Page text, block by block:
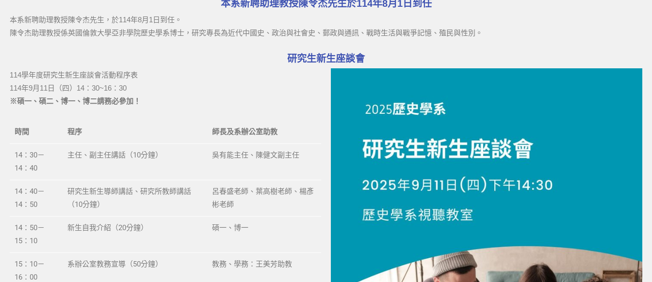
本系新聘助理教授陳令杰先生於114年8月1日到任
本系新聘助理教授陳令杰先生，於114年8月1日到任。
陳令杰助理教授係英國倫敦大學亞非學院歷史學系博士，研究專長為近代中國史、政治與社會史、郵政與通訊、戰時生活與戰爭記憶、殖民與性別。
研究生新生座談會
114學年度研究生新生座談會活動程序表
114年9月11日（四）14：30~16：30
※碩一、碩二、博一、博二請務必參加！
時間 程序 師長及系辦公室助教
14：30－
14：40
主任、副主任講話（10分鐘） 吳有能主任、陳健文副主任
14：40－
14：50
研究生新生導師講話、研究所教師講話
（10分鐘）
呂春盛老師、葉高樹老師、楊彥
彬老師
14：50－
15：10
新生自我介紹（20分鐘） 碩一、博一
15：10－
16：00
系辦公室教務宣導（50分鐘） 教務、學務：王美芳助教